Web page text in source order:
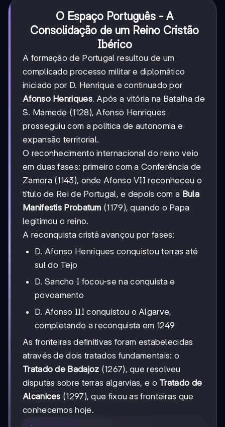
O Espaço Português - A
Consolidação de um Reino Cristão
Ibérico
A formação de Portugal resultou de um
complicado processo militar e diplomático
iniciado por D. Henrique e continuado por
Afonso Henriques. Após a vitória na Batalha de
S. Mamede (1128), Afonso Henriques
prosseguiu com a política de autonomia e
expansão territorial.
O reconhecimento internacional do reino veio
em duas fases: primeiro com a Conferência de
Zamora (1143), onde Afonso VII reconheceu o
título de Rei de Portugal, e depois com a Bula
Manifestis Probatum (1179), quando o Papa
legitimou o reino.
A reconquista cristã avançou por fases:
D. Afonso Henriques conquistou terras até
sul do Tejo
D. Sancho I focou-se na conquista e
povoamento
D. Afonso III conquistou o Algarve,
completando a reconquista em 1249
As fronteiras definitivas foram estabelecidas
através de dois tratados fundamentais: o
Tratado de Badajoz (1267), que resolveu
disputas sobre terras algarvias, e o Tratado de
Alcanices (1297), que fixou as fronteiras que
conhecemos hoje.